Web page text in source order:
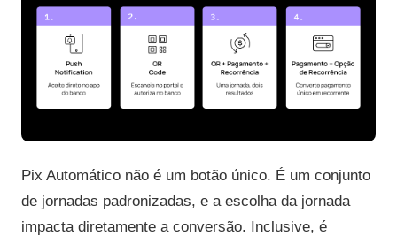
Pix Automático não é um botão único. É um conjunto
de jornadas padronizadas, e a escolha da jornada
impacta diretamente a conversão. Inclusive, é